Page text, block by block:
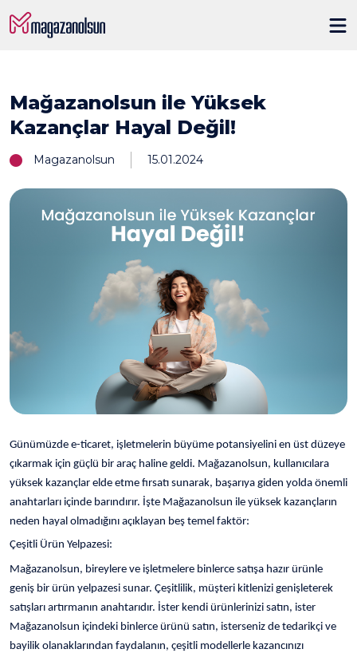
Mağazanolsun ile Yüksek
Kazançlar Hayal Değil!
Magazanolsun 15.01.2024
Günümüzde e-ticaret, işletmelerin büyüme potansiyelini en üst düzeye
çıkarmak için güçlü bir araç haline geldi. Mağazanolsun, kullanıcılara
yüksek kazançlar elde etme fırsatı sunarak, başarıya giden yolda önemli
anahtarları içinde barındırır. İşte Mağazanolsun ile yüksek kazançların
neden hayal olmadığını açıklayan beş temel faktör:
Çeşitli Ürün Yelpazesi:
Mağazanolsun, bireylere ve işletmelere binlerce satışa hazır ürünle
geniş bir ürün yelpazesi sunar. Çeşitlilik, müşteri kitlenizi genişleterek
satışları artırmanın anahtarıdır. İster kendi ürünlerinizi satın, ister
Mağazanolsun içindeki binlerce ürünü satın, isterseniz de tedarikçi ve
bayilik olanaklarından faydalanın, çeşitli modellerle kazancınızı